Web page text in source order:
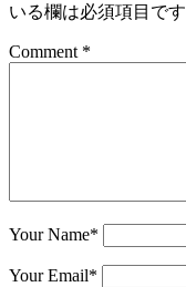
いる欄は必須項目です
Comment *
Your Name*
Your Email*